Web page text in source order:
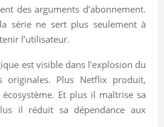
des arguments d’abonnement.
série ne sert plus seulement à
l’utilisateur.
est visible dans l’explosion du
originales. Plus Netflix produit,
Et plus il maîtrise sa
il réduit sa dépendance aux